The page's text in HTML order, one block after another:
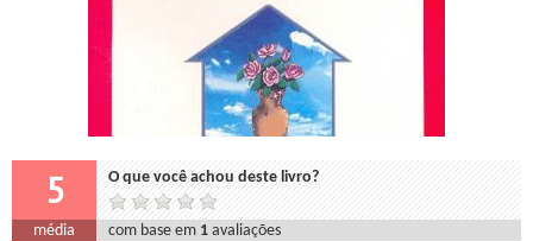
5 O que você achou deste livro?
média com base em 1 avaliações